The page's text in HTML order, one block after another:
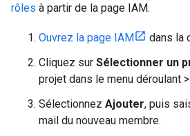
rôles à partir de la page IAM.
Ouvrez la page IAM
dans la
Cliquez sur Sélectionner un
projet dans le menu déroulant >
Sélectionnez Ajouter, puis
mail du nouveau membre.